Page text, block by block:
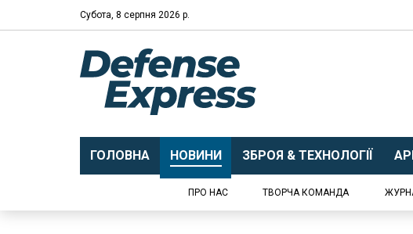
Субота, 8 серпня 2026 р.
ГОЛОВНА НОВИНИ ЗБРОЯ & ТЕХНОЛОГІЇ
ПРО НАС ТВОРЧА КОМАНДА